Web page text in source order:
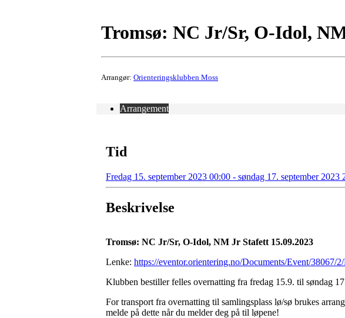
Tromsø: NC Jr/Sr, O-Idol,
Arrangør: Orienteringsklubben Moss
Arrangement
Tid
Fredag 15. september 2023 00:00 - søndag 17. september 2023
Beskrivelse
Tromsø: NC Jr/Sr, O-Idol, NM Jr Stafett 15.09.2023
Lenke: https://eventor.orientering.no/Documents/Event/38067/
Klubben bestiller felles overnatting fra fredag 15.9. til søndag
For transport fra overnatting til samlingsplass lø/sø brukes
melde på dette når du melder deg på til løpene!